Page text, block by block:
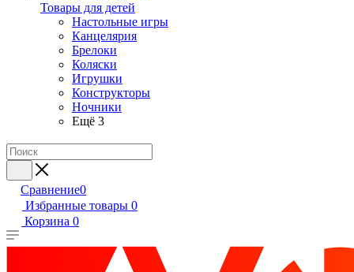
Товары для детей
Настольные игры
Канцелярия
Брелоки
Коляски
Игрушки
Конструкторы
Ночники
Ещё 3
Сравнение0
Избранные товары 0
Корзина 0